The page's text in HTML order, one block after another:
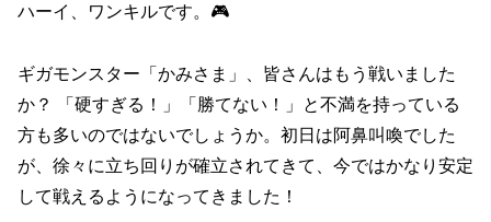
e
a
d
s
e
c
e
b
o
o
k
ハーイ、ワンキルです。🎮
ギガモンスター「かみさま」、皆さんはもう戦いました
か？ 「硬すぎる！」「勝てない！」と不満を持っている
方も多いのではないでしょうか。初日は阿鼻叫喚でした
が、徐々に立ち回りが確立されてきて、今ではかなり安定
して戦えるようになってきました！